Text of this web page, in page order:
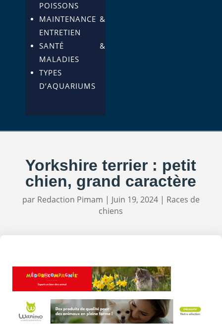
POISSONS
MAINTENANCE &
ENTRETIEN
SANTÉ &
MALADIES
TYPES
D’AQUARIUMS
Yorkshire terrier : petit
chien, grand caractère
par Redaction Pimam | Juin 19, 2024| Races de
chiens